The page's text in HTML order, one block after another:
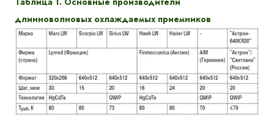
длинноволновых охлаждаемых приемников